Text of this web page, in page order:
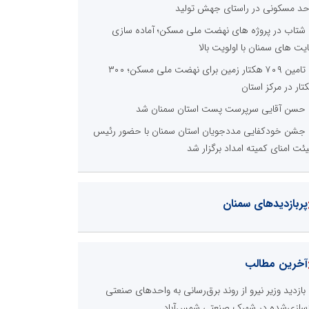
مسکونی در راستای جهش تولید
شتاب در پروژه های نهضت ملی مسکن؛ آماده سازی
های سمنان با اولویت بالا
تامین ۷۰۹ هکتار زمین برای نهضت ملی مسکن؛ ۳۰۰
در مرکز استان
حسن آقایی سرپرست پست استان سمنان شد
جشن خودکفایی مددجویان استان سمنان با حضور رئیس
امنای کمیته امداد برگزار شد
پربازدیدهای سمنان
آخرین مطالب
بازدید وزیر نیرو از روند برق‌رسانی به واحدهای صنعتی